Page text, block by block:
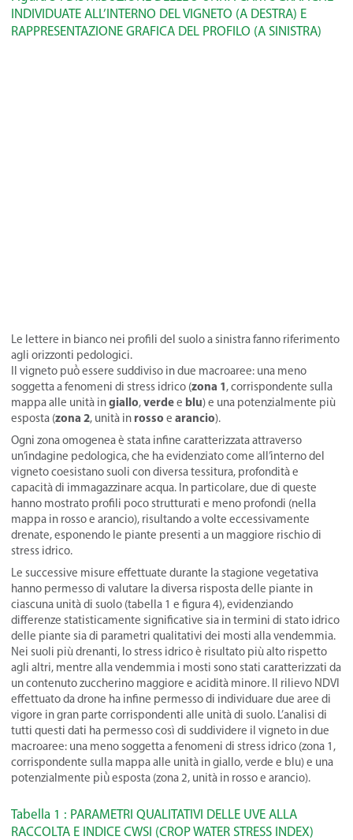
INDIVIDUATE ALL’INTERNO DEL VIGNETO (A DESTRA) E
RAPPRESENTAZIONE GRAFICA DEL PROFILO (A SINISTRA)
Le lettere in bianco nei profili del suolo a sinistra fanno riferimento
agli orizzonti pedologici.
Il vigneto può̀ essere suddiviso in due macroaree: una meno
soggetta a fenomeni di stress idrico (zona 1, corrispondente sulla
mappa alle unità ingiallo,verdee blu) e una potenzialmente più
esposta (zona 2, unità in rosso e arancio).
Ogni zona omogenea è stata infine caratterizzata attraverso
un’indagine pedologica, che ha evidenziato come all’interno del
vigneto coesistano suoli con diversa tessitura, profondità e
capacità di immagazzinare acqua. In particolare, due di queste
hanno mostrato profili poco strutturati e meno profondi (nella
mappa in rosso e arancio), risultando a volte eccessivamente
drenate, esponendo le piante presenti a un maggiore rischio di
stress idrico.
Le successive misure effettuate durante la stagione vegetativa
hanno permesso di valutare la diversa risposta delle piante in
ciascuna unità di suolo (tabella 1 e figura 4), evidenziando
differenze statisticamente significative sia in termini di stato idrico
delle piante sia di parametri qualitativi dei mosti alla vendemmia.
Nei suoli più drenanti, lo stress idrico è risultato più alto rispetto
agli altri, mentre alla vendemmia i mosti sono stati caratterizzati da
un contenuto zuccherino maggiore e acidità minore. Il rilievo NDVI
effettuato da drone ha infine permesso di individuare due aree di
vigore in gran parte corrispondenti alle unità di suolo. L’analisi di
tutti questi dati ha permesso così di suddividere il vigneto in due
macroaree: una meno soggetta a fenomeni di stress idrico (zona 1,
corrispondente sulla mappa alle unità in giallo, verde e blu) e una
potenzialmente più̀ esposta (zona 2, unità in rosso e arancio).
Tabella 1 : PARAMETRI QUALITATIVI DELLE UVE ALLA
RACCOLTA E INDICE CWSI (CROP WATER STRESS INDEX)